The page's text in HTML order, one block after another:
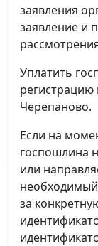
заявления
заявление и
Уплатить
Черепаново.
Если на
госпошлина
или
за